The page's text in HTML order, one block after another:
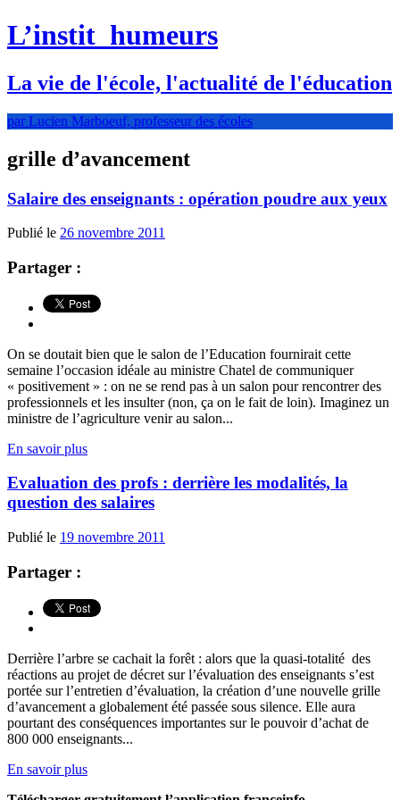
L’instit humeurs
La vie de l'école, l'actualité de l'éducation
par Lucien Marboeuf, professeur des écoles
grille d’avancement
Salaire des enseignants : opération poudre aux yeux
Publié le 26 novembre 2011
Partager :
On se doutait bien que le salon de l’Education fournirait cette
semaine l’occasion idéale au ministre Chatel de communiquer
« positivement » : on ne se rend pas à un salon pour rencontrer des
professionnels et les insulter (non, ça on le fait de loin). Imaginez un
ministre de l’agriculture venir au salon...
En savoir plus
Evaluation des profs : derrière les modalités, la
question des salaires
Publié le 19 novembre 2011
Partager :
Derrière l’arbre se cachait la forêt : alors que la quasi-totalité des
réactions au projet de décret sur l’évaluation des enseignants s’est
portée sur l’entretien d’évaluation, la création d’une nouvelle grille
d’avancement a globalement été passée sous silence. Elle aura
pourtant des conséquences importantes sur le pouvoir d’achat de
800 000 enseignants...
En savoir plus